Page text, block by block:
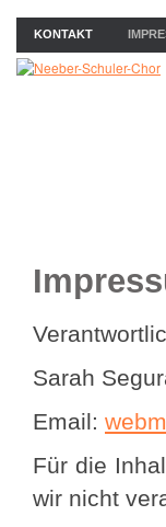
KONTAKT
Sarah
Email:
Für die
wir nicht